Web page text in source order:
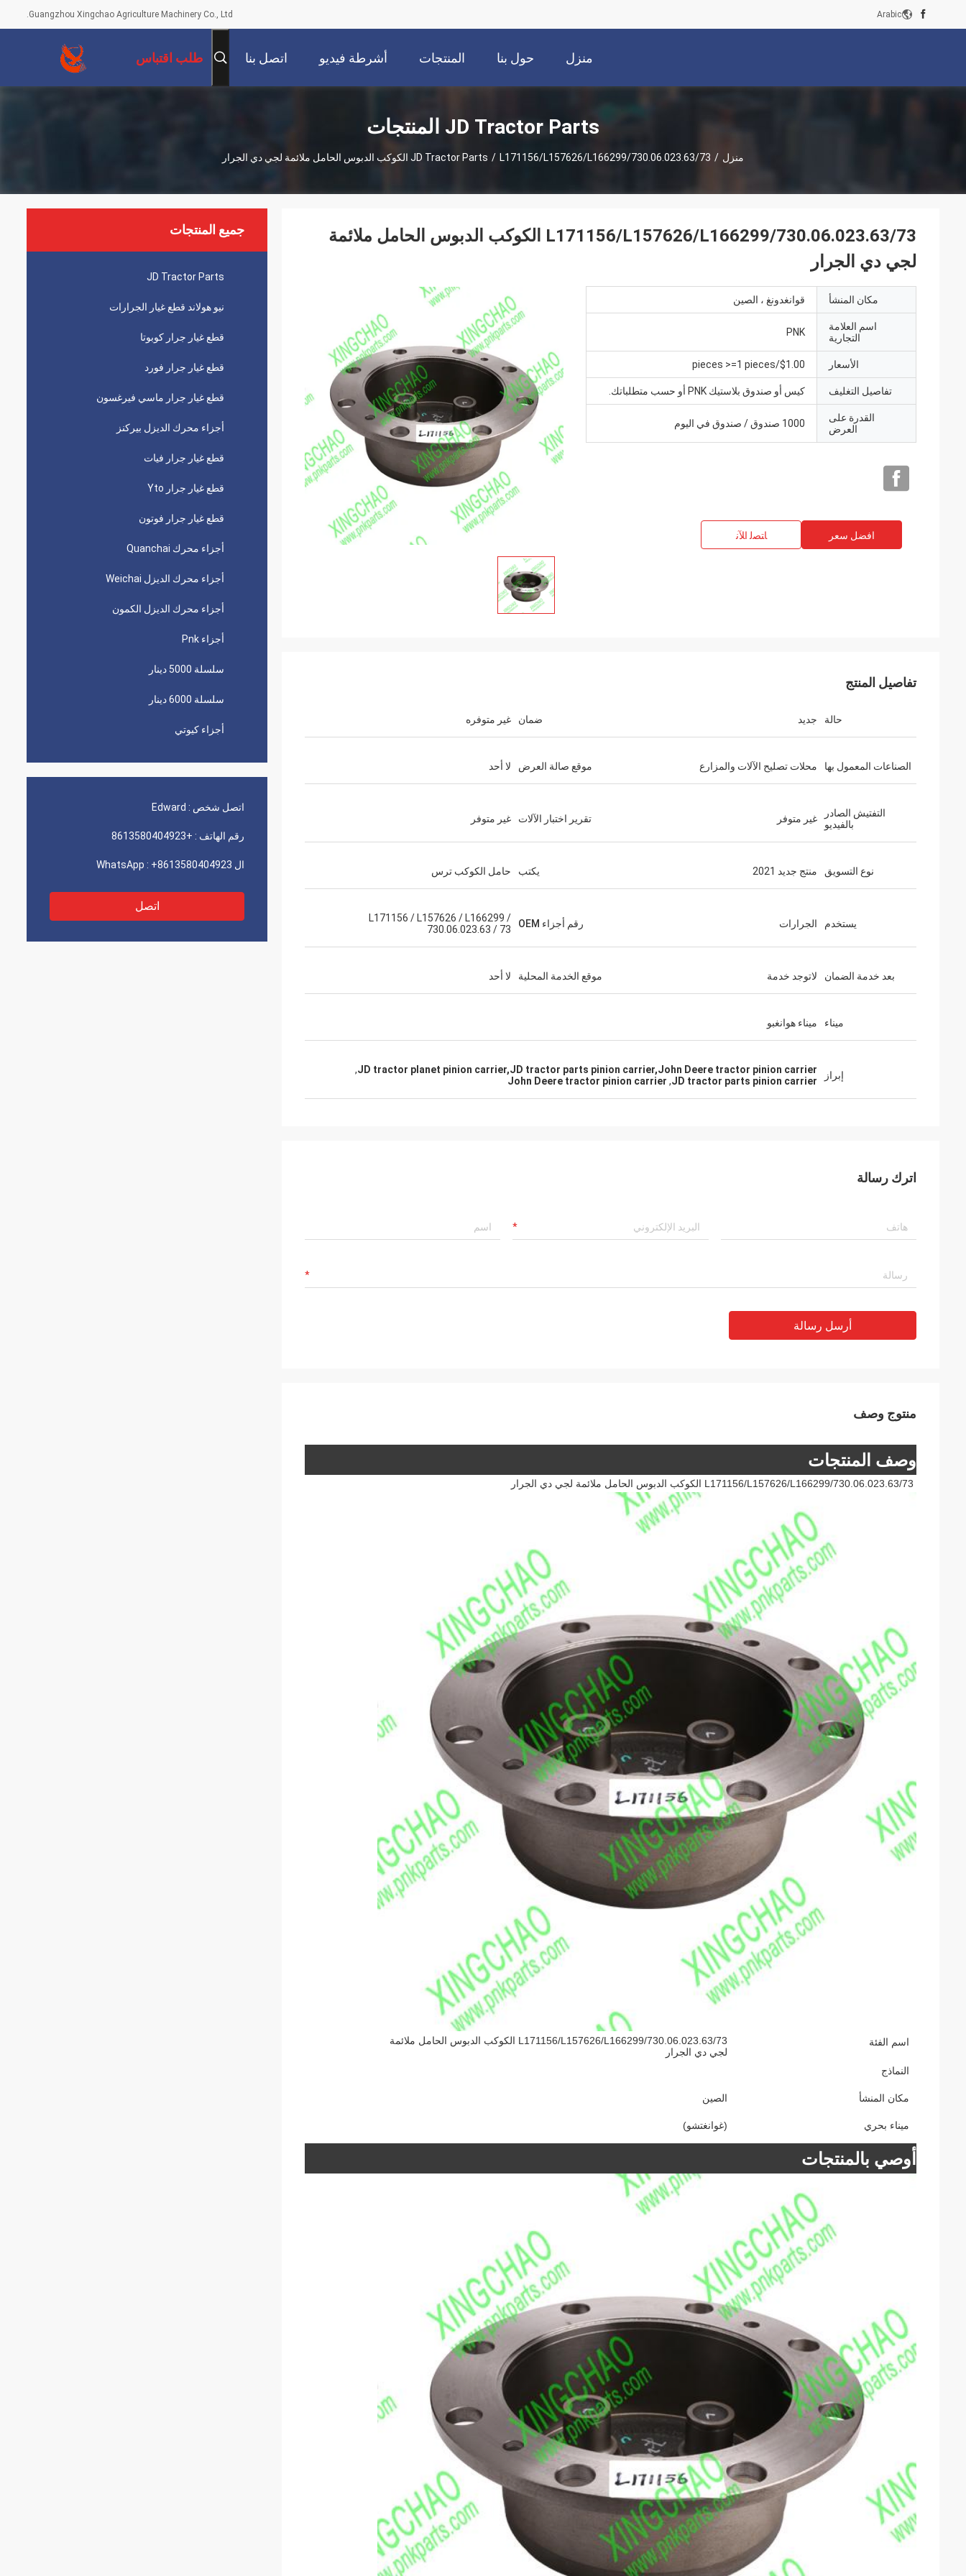
Guangzhou Xingchao Agriculture Machinery Co., Ltd. Arabic
منزل حول بنا المنتجات أشرطة فيديو اتصل بنا طلب اقتباس
JD Tractor Parts المنتجات
منزل /
JD Tractor Parts / L171156/L157626/L166299/730.06.023.63/73 الكوكب الدبوس الحامل ملائمة لجي دي الجرار
جميع المنتجات
JD Tractor Parts
نيو هولاند قطع غيار الجرارات
قطع غيار جرار كوبوتا
قطع غيار جرار فورد
قطع غيار جرار ماسي فيرغسون
أجزاء محرك الديزل بيركنز
قطع غيار جرار فيات
قطع غيار جرار Yto
قطع غيار جرار فوتون
أجزاء محرك Quanchai
أجزاء محرك الديزل Weichai
أجزاء محرك الديزل الكمون
أجزاء Pnk
سلسلة 5000 دينار
سلسلة 6000 دينار
أجزاء كيوتي
اتصل شخص : Edward
رقم الهاتف : +8613580404923
ال WhatsApp : +8613580404923
اتصل
L171156/L157626/L166299/730.06.023.63/73 الكوكب الدبوس الحامل ملائمة
لجي دي الجرار
مكان المنشأ قوانغدونغ ، الصين
اسم العلامة
التجارية
PNK
الأسعار $1.00/pieces >=1 pieces
تفاصيل التغليف كيس أو صندوق بلاستيك PNK أو حسب متطلباتك.
القدرة على
العرض
1000 صندوق / صندوق في اليوم
افضل سعر ﺎﺘﺼﻟ ﺍﻶﻧ
تفاصيل المنتج
حالة جديد ضمان غير متوفره
الصناعات المعمول بها محلات تصليح الآلات والمزارع موقع صالة العرض لا أحد
التفتيش الصادر
بالفيديو
غير متوفر تقرير اختبار الآلات غير متوفر
نوع التسويق منتج جديد 2021 يكتب حامل الكوكب ترس
يستخدم الجرارات رقم أجزاء OEM
L171156 / L157626 / L166299 /
730.06.023.63 / 73
بعد خدمة الضمان لاتوجد خدمة موقع الخدمة المحلية لا أحد
ميناء ميناء هوانغبو
إبراز JD tractor planet pinion carrier,JD tractor parts pinion carrier,John Deere tractor pinion carrier
,
JD tractor parts pinion carrier
,
John Deere tractor pinion carrier
اترك رسالة
أرسل رسالة
منتوج وصف
وصف المنتجات
L171156/L157626/L166299/730.06.023.63/73 الكوكب الدبوس الحامل ملائمة لجي دي الجرار
اسم الفئة
L171156/L157626/L166299/730.06.023.63/73 الكوكب الدبوس الحامل ملائمة
لجي دي الجرار
النماذج
مكان المنشأ الصين
ميناء بحري (غوانغتشو)
أوصي بالمنتجات